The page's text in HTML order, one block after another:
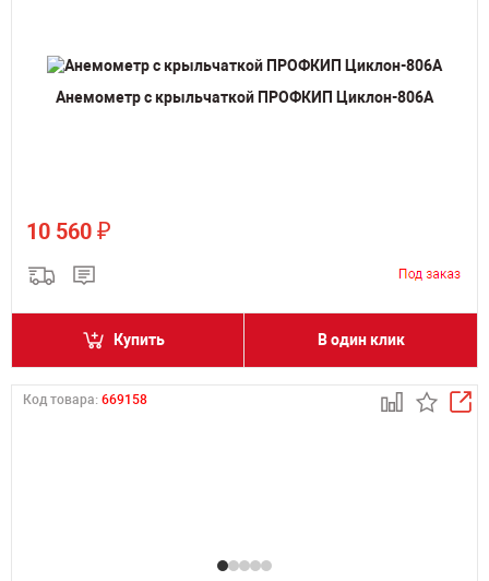
Анемометр с крыльчаткой ПРОФКИП Циклон-806А
10 560 ₽
Купить В один клик
Код товара: 669158